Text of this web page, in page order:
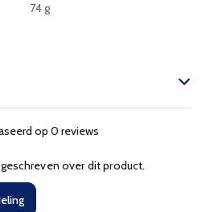
74 g
op 0 reviews
over dit product.